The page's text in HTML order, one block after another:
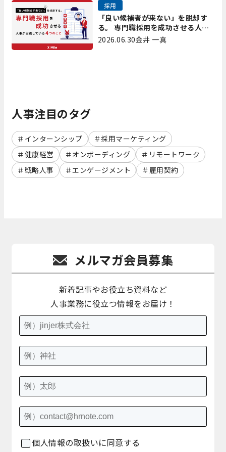
「良い候補者が来ない」を脱却す
る。 専門職採用を成功させる人事
が実践している4つのこと
採用
2026.06.30金井 一真
人事注目のタグ
インターンシップ
採用マーケティング
健康経営
オンボーディング
リモートワーク
戦略人事
エンゲージメント 雇用契約
メルマガ会員募集
新着記事やお役立ち資料など
人事業務に役立つ情報をお届け！
個人情報の取扱いに同意する